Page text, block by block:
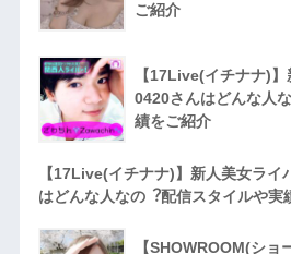
ご紹介
【17Live(イチナナ)
0420さんはどんな人
績をご紹介
【17Live(イチナナ)】新人美女ライ
はどんな人なの︖配信スタイルや実
【SHOWROOM(シ